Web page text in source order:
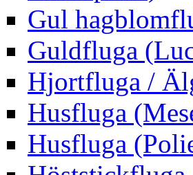
Gul
Guldfluga
Hjortfluga /
Husfluga
Husfluga